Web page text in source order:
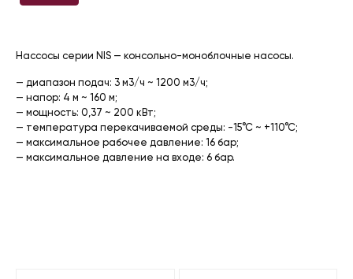
Нассосы серии NIS — консольно-моноблочные насосы.
— диапазон подач: 3 м3/ч ~ 1200 м3/ч;
— напор: 4 м ~ 160 м;
— мощность: 0,37 ~ 200 кВт;
— температура перекачиваемой среды: -15°С ~ +110°С;
— максимальное рабочее давление: 16 бар;
— максимальное давление на входе: 6 бар.